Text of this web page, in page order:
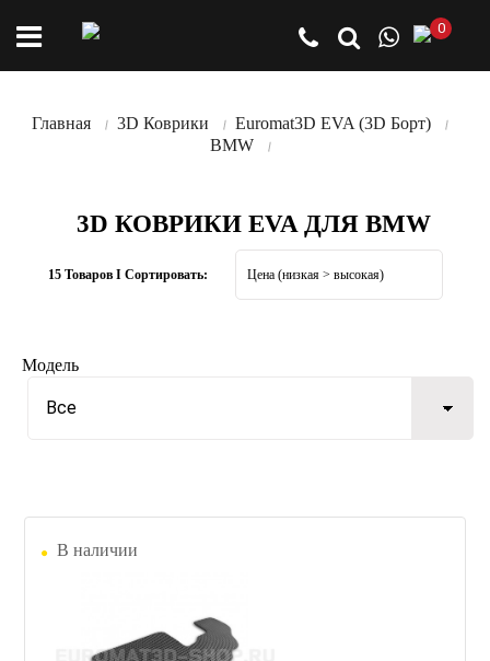
0
Главная 3D Коврики
Euromat3D EVA (3D Борт)
BMW
3D КОВРИКИ EVA ДЛЯ BMW
15 Товаров I Сортировать:
Модель
Все
В наличии